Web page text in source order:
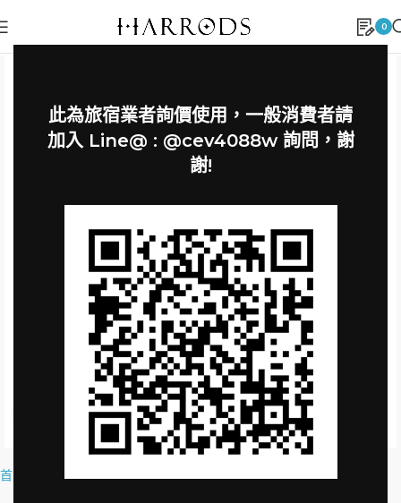
此為旅宿業者詢價使用，一般消費者請
加入 Line@ : @cev4088w 詢問，謝
謝!
0
Click to enlarge
首頁